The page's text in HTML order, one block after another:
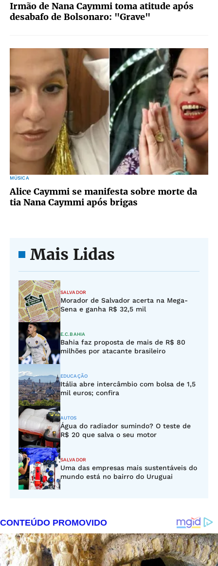
Irmão de Nana Caymmi toma atitude após
desabafo de Bolsonaro: "Grave"
MÚSICA
Alice Caymmi se manifesta sobre morte da
tia Nana Caymmi após brigas
Mais Lidas
SALVADOR
Morador de Salvador acerta na Mega-
Sena e ganha R$ 32,5 mil
E.C.BAHIA
Bahia faz proposta de mais de R$ 80
milhões por atacante brasileiro
EDUCAÇÃO
Itália abre intercâmbio com bolsa de 1,5
mil euros; confira
AUTOS
Água do radiador sumindo? O teste de
R$ 20 que salva o seu motor
SALVADOR
Uma das empresas mais sustentáveis do
mundo está no bairro do Uruguai